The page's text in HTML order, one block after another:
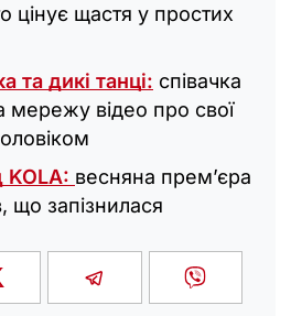
цінує щастя у простих
та дикі танці: співачка
мережу відео про свої
KOLA: весняна прем’єра
що запізнилася